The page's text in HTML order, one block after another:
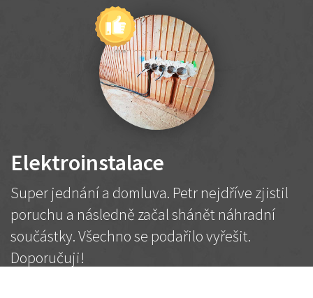
Elektroinstalace
Super jednání a domluva. Petr nejdříve zjistil
poruchu a následně začal shánět náhradní
součástky. Všechno se podařilo vyřešit.
Doporučuji!